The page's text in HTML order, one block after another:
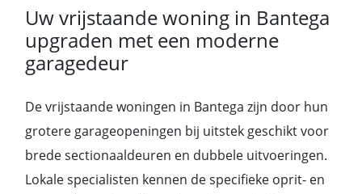
Uw vrijstaande woning in Bantega
upgraden met een moderne
garagedeur
De vrijstaande woningen in Bantega zijn door hun
grotere garageopeningen bij uitstek geschikt voor
brede sectionaaldeuren en dubbele uitvoeringen.
Lokale specialisten kennen de specifieke oprit- en